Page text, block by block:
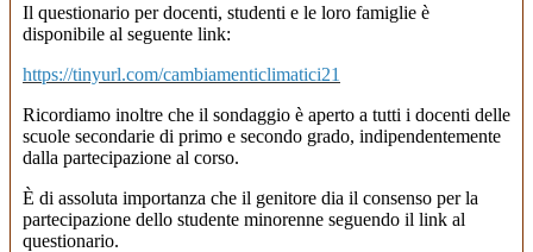
Il questionario per docenti, studenti e le loro famiglie è
disponibile al seguente link:
https://tinyurl.com/cambiamenticlimatici21
Ricordiamo inoltre che il sondaggio è aperto a tutti i docenti delle
scuole secondarie di primo e secondo grado, indipendentemente
dalla partecipazione al corso.
È di assoluta importanza che il genitore dia il consenso per la
partecipazione dello studente minorenne seguendo il link al
questionario.